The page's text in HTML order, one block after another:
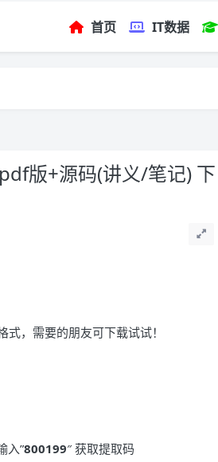
首页 IT数据
版+源码(讲义/笔记) 下
，需要的朋友可下载试试！
入”800199″ 获取提取码